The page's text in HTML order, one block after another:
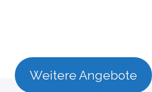
Weitere Angebote